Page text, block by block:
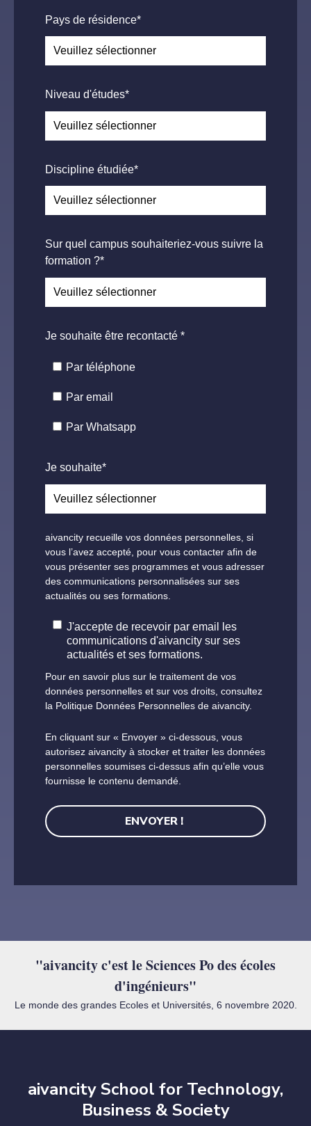
Pays de résidence*
Niveau d'études*
Discipline étudiée*
Sur quel campus souhaiteriez-vous suivre la
formation ?*
Je souhaite être recontacté *
Par téléphone
Par email
Par Whatsapp
Je souhaite*
aivancity recueille vos données personnelles, si
vous l’avez accepté, pour vous contacter afin de
vous présenter ses programmes et vous adresser
des communications personnalisées sur ses
actualités ou ses formations.
J'accepte de recevoir par email les
communications d'aivancity sur ses
actualités et ses formations.
Pour en savoir plus sur le traitement de vos
données personnelles et sur vos droits, consultez
la Politique Données Personnelles de aivancity.
En cliquant sur « Envoyer » ci-dessous, vous
autorisez aivancity à stocker et traiter les données
personnelles soumises ci-dessus afin qu’elle vous
fournisse le contenu demandé.
"aivancity c'est le Sciences Po des écoles
d'ingénieurs"
Le monde des grandes Ecoles et Universités, 6 novembre 2020.
aivancity School for Technology,
Business & Society